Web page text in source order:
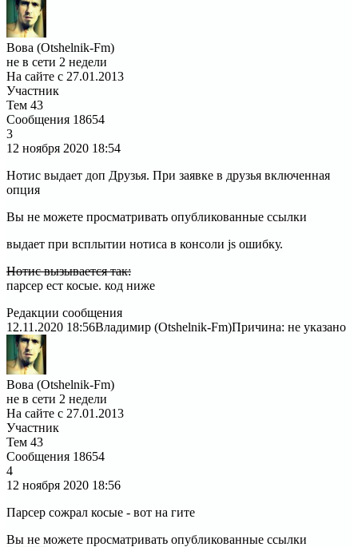
Вова (Otshelnik-Fm)
не в сети 2 недели
На сайте с 27.01.2013
Участник
Тем 43
Сообщения 18654
3
12 ноября 2020 18:54
Нотис выдает доп Друзья. При заявке в друзья включенная
опция
Вы не можете просматривать опубликованные ссылки
выдает при всплытии нотиса в консоли js ошибку.
Нотис вызывается так:
парсер ест косые. код ниже
Редакции сообщения
12.11.2020 18:56Владимир (Otshelnik-Fm)Причина: не указано
Вова (Otshelnik-Fm)
не в сети 2 недели
На сайте с 27.01.2013
Участник
Тем 43
Сообщения 18654
4
12 ноября 2020 18:56
Парсер сожрал косые - вот на гите
Вы не можете просматривать опубликованные ссылки